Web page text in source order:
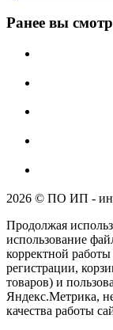
Ранее вы
2026 © ПО ИП -
Продолжая
использование
корректной
регистрации,
товаров) и
Яндекс.Метрика,
качества работы